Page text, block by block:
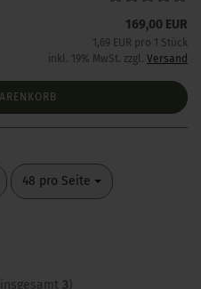
169,00 EUR
1,69 EUR pro 1 Stück
inkl. 19% MwSt. zzgl. Versand
48 pro Seite
pro Seite
3)